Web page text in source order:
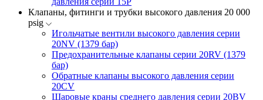
Клапаны, фитинги и трубки высокого давления 20 000
psig
Игольчатые вентили высокого давления серии
20NV (1379 бар)
Предохранительные клапаны серии 20RV (1379
бар)
Обратные клапаны высокого давления серии
20CV
Шаровые краны среднего давления серии 20BV